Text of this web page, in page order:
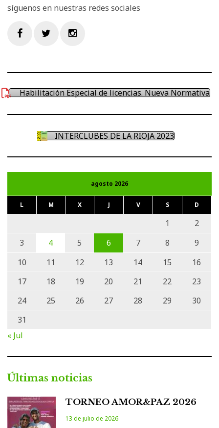
síguenos en nuestras redes sociales
Habilitación Especial de licencias. Nueva Normativa
INTERCLUBES DE LA RIOJA 2023
agosto 2026
L M X J V S D
1
2
3
4 5 6 7 8
9
10
11 12 13 14 15
16
17
18 19 20 21 22
23
24
25 26 27 28 29
30
31
« Jul
Últimas noticias
TORNEO AMOR&PAZ 2026
13 de julio de 2026